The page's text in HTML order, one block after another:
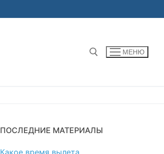
МЕНЮ
ПОСЛЕДНИЕ МАТЕРИАЛЫ